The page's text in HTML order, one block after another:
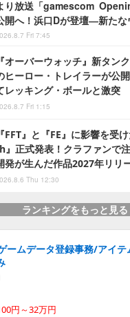
り放送「gamescom
開へ！浜口Dが登壇―新たな
Fri 7:45
『オーバーウォッチ』新タン
ヒーロー・トレイラーが公
レッキング・ボールと激突
Fri 1:15
『FFT』と『FE』に影響を受
』正式発表！クラファンで
発が生んだ作品2027年リリ
Thu 12:30
ランキングをもっと見る
ームデータ登録事務/アイテ
円～32万円